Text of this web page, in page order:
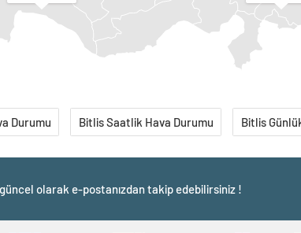
Durumu Bitlis Saatlik Hava Durumu Bitlis
olarak e-postanızdan takip edebilirsiniz !